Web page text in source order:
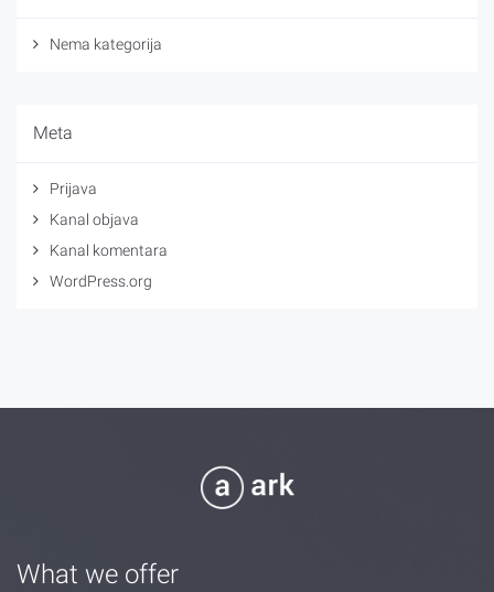
Nema kategorija
Meta
Prijava
Kanal objava
Kanal komentara
WordPress.org
What we offer